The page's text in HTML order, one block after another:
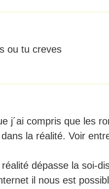
ou tu creves
j´ai compris que les
la réalité. Voir
dépasse la soi-
il nous est